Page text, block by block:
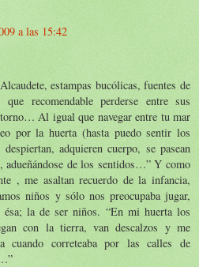
a las 15:42
estampas bucólicas, fuentes de
recomendable perderse entre sus
Al igual que navegar entre tu mar
por la huerta (hasta puedo sentir los
adquieren cuerpo, se pasean
adueñándose de los sentidos…” Y como
, me asaltan recuerdo de la infancia,
niños y sólo nos preocupaba jugar,
la de ser niños. “En mi huerta los
con la tierra, van descalzos y me
cuando correteaba por las calles de